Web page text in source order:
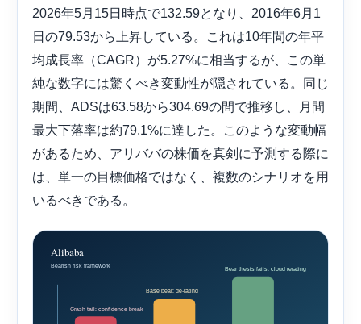
2026年5月15日時点で132.59となり、2016年6月1
日の79.53から上昇している。これは10年間の年平
均成長率（CAGR）が5.27%に相当するが、この単
純な数字には驚くべき変動性が隠されている。同じ
期間、ADSは63.58から304.69の間で推移し、月間
最大下落率は約79.1%に達した。このような変動幅
があるため、アリババの株価を真剣に予測する際に
は、単一の目標価格ではなく、複数のシナリオを用
いるべきである。